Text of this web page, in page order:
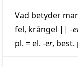
Vad betyder
fel, krångel || -
pl. = el. -er, best.